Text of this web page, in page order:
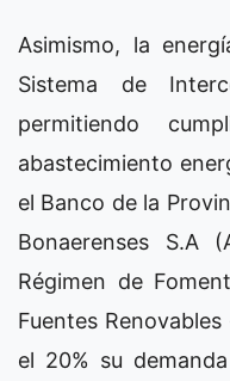
Asimismo, la
Sistema de
permitiendo
abastecimiento
el Banco de la
Bonaerenses S.A
Régimen de
Fuentes
el 20% su